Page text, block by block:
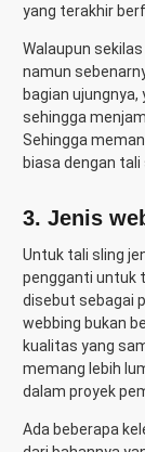
yang terakhir
Walaupun
namun
bagian
sehingga
Sehingga
biasa dengan tali
3. Jenis
Untuk tali sling
pengganti untuk
disebut sebagai
webbing bukan
kualitas yang
memang lebih
dalam proyek
Ada beberapa